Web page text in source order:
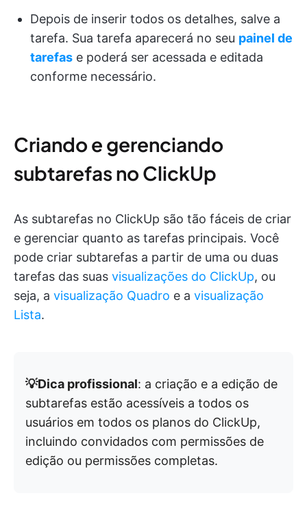
Depois de inserir todos os detalhes, salve a
tarefa. Sua tarefa aparecerá no seu painel de
tarefas e poderá ser acessada e editada
conforme necessário.
Criando e gerenciando
subtarefas no ClickUp
As subtarefas no ClickUp são tão fáceis de criar
e gerenciar quanto as tarefas principais. Você
pode criar subtarefas a partir de uma ou duas
tarefas das suas visualizações do ClickUp, ou
seja, a visualização Quadro e a visualização
Lista.
💡Dica profissional: a criação e a edição de
subtarefas estão acessíveis a todos os
usuários em todos os planos do ClickUp,
incluindo convidados com permissões de
edição ou permissões completas.